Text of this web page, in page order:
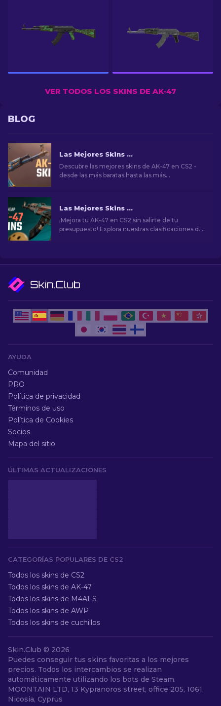
VER TODOS LOS SKINS DE AK-47
BLOG
Las Mejores Skins de AK-47 en CS2: De Baratas a Caras
Descubre las mejores skins de AK-47 en CS2 -
desde las más baratas hasta las más
Las Mejores Skins Baratas para AK-47 en CS2 Por Menos de $10
¡Mejora tu AK-47 en CS2 sin salirte de tu
presupuesto! Explora nuestras clasificaciones de
AYUDA
Comunidad
PRO
Política de privacidad
Términos de uso
Política de Cookies
Socios
Mapa del sitio
ÚLTIMAS ACTUALIZACIONES
CATEGORÍAS POPULARES DE CS2
Todos los skins de CS2
Todos los skins de AK-47
Todos los skins de M4A1-S
Todos los skins de AWP
Todos los skins de cuchillos
Skin.Club © 2026
Puedes conseguir tus skins favoritas a los mejores
precios. Todos los intercambios se realizan
automáticamente utilizando los bots de Steam.
MOONTAIN LTD, 13 Kypranoros street, office 205, 1061,
Nicosia, Cyprus